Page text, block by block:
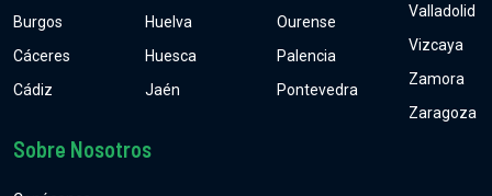
Burgos
Cáceres
Cádiz
Huelva
Huesca
Jaén
Ourense
Palencia
Pontevedra
Valladolid
Vizcaya
Zamora
Zaragoza
Sobre Nosotros